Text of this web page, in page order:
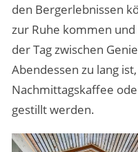
den Bergerlebnissen
zur Ruhe kommen
der Tag zwischen
Abendessen zu lang
Nachmittagskaffee
gestillt werden.